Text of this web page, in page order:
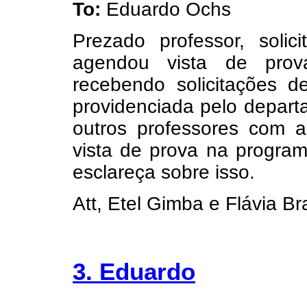
To: Eduardo Ochs
Prezado professor,
agendou vista de
recebendo solicitações
providenciada pelo
outros professores com
vista de prova na
esclareça sobre isso.
Att, Etel Gimba e Flávia
3. Eduardo